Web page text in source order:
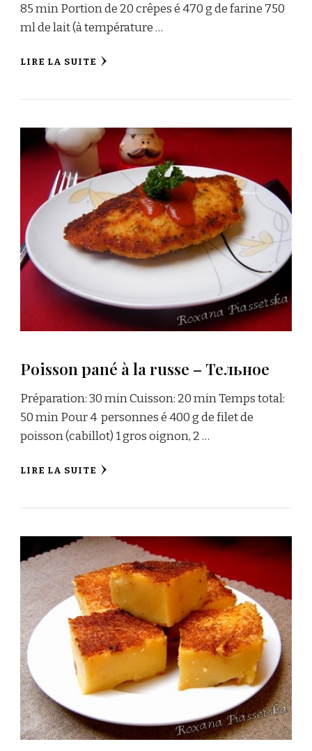
85 min Portion de 20 crêpes é 470 g de farine 750
ml de lait (à température …
LIRE LA SUITE
Poisson pané à la russe – Тельное
Préparation: 30 min Cuisson: 20 min Temps total:
50 min Pour 4 personnes é 400 g de filet de
poisson (cabillot) 1 gros oignon, 2 …
LIRE LA SUITE